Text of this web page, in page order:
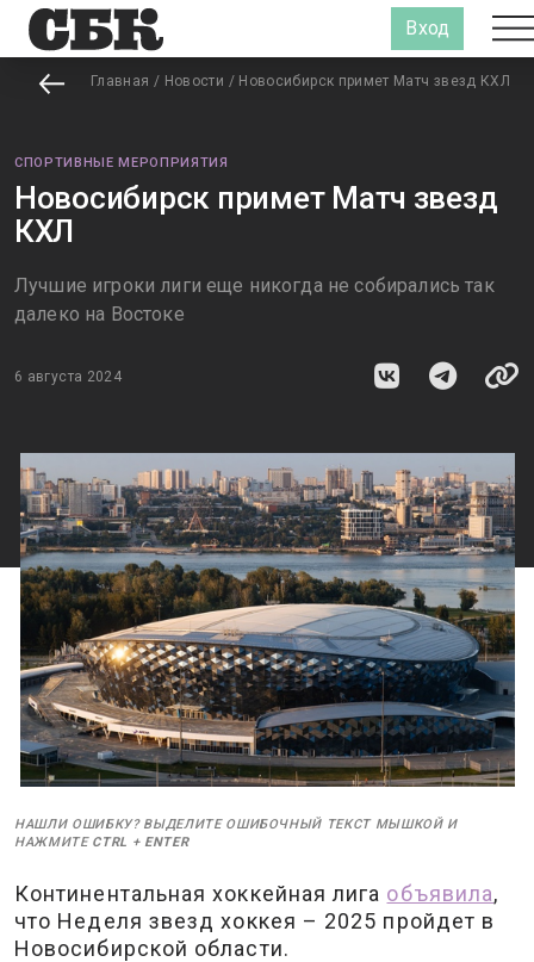
Вход
Главная / Новости / Новосибирск примет Матч звезд КХЛ
СПОРТИВНЫЕ МЕРОПРИЯТИЯ
Новосибирск примет Матч звезд
КХЛ
Лучшие игроки лиги еще никогда не собирались так
далеко на Востоке
6 августа 2024
НАШЛИ ОШИБКУ? ВЫДЕЛИТЕ ОШИБОЧНЫЙ ТЕКСТ МЫШКОЙ И
НАЖМИТЕ CTRL + ENTER
Континентальная хоккейная лига объявила,
что Неделя звезд хоккея – 2025 пройдет в
Новосибирской области.